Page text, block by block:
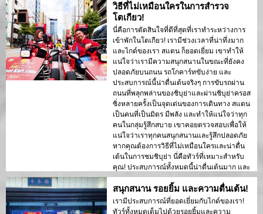
พลาดมันด้วยประการใด!
วิธีที่ไม่เหมือนใครในการสำรวจ
โตเกียว!
นี่คือการตัดสินใจที่ดีที่สุดที่เราทำระหว่างการ
เข้าพักในโตเกียว! เรามีช่วงเวลาที่น่าทึ่งมาก
และไกด์ของเรา สแตน ก็ยอดเยี่ยม เขาทำให้
แน่ใจว่าเรามีความสนุกสนานในขณะที่ยังคง
ปลอดภัยบนถนน รถโกคาร์ทขับง่าย และ
ประสบการณ์นี้น่าตื่นเต้นจริงๆ การขับรถผ่าน
ถนนที่พลุกพล่านของชิบุย่าและผ่านชิบุย่าครอส
ซิ่งหลายครั้งเป็นจุดเด่นของการเดินทาง สแตน
เป็นคนที่เป็นมิตร มีพลัง และทำให้แน่ใจว่าทุก
คนในกลุ่มรู้สึกสบาย เขาคอยตรวจสอบเพื่อให้
แน่ใจว่าเราทุกคนสนุกสนานและรู้สึกปลอดภัย
หากคุณต้องการวิธีที่ไม่เหมือนใครและน่าตื่น
เต้นในการชมชิบุย่า นี่คือทัวร์ที่เหมาะสำหรับ
คุณ! ประสบการณ์ทั้งหมดนี้น่าตื่นเต้นมาก และ
ฉันขอแนะนำให้กับทุกคนที่มาเยือนโตเกียว
คุณจะไม่เสียใจ!
สนุกสนาน รอยยิ้ม และความตื่นเต้น!
เรามีประสบการณ์ที่ยอดเยี่ยมกับไกด์ของเรา!
ทัวร์ทั้งหมดเต็มไปด้วยรอยยิ้มและความ